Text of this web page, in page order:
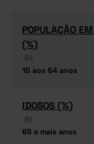
POPULAÇÃO
(%)
(6)
15 aos 64 anos
POPULAÇÃO
(%)
(6)
15 aos 64 anos
IDOSOS (%)
(6)
65 e mais anos
IDOSOS (%)
(6)
65 e mais anos